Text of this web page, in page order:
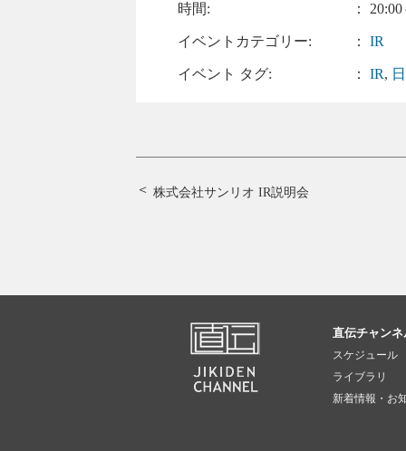
時間: ：
イベントカテゴリー: ：IR
イベント タグ: ：IR,
株式会社サンリオ IR説明会
直伝チャン
スケジュール
ライブラリ
新着情報・お